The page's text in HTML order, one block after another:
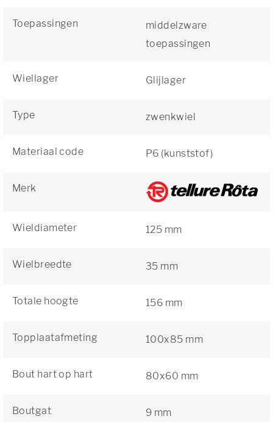
Toepassingen
middelzware
toepassingen
Wiellager Glijlager
Type zwenkwiel
Materiaal code P6 (kunststof)
Merk
Wieldiameter 125 mm
Wielbreedte 35 mm
Totale hoogte 156 mm
Topplaatafmeting 100x85 mm
Bout hart op hart 80x60 mm
Boutgat 9 mm